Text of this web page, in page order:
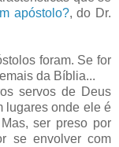
apóstolo?, do Dr.
foram. Se for
da Bíblia...
servos de Deus
lugares onde ele é
ser preso por
se envolver com